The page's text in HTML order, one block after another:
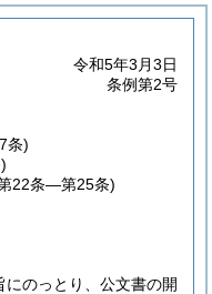
令和5年3月3日
条例第2号
条)
22条―第25条)
のっとり、公文書の開